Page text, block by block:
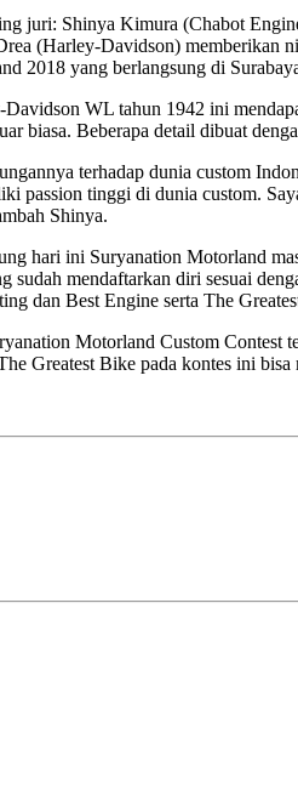
juri: Shinya Kimura (Chabot
(Harley-Davidson)
2018 yang berlangsung di
WL tahun 1942 ini
biasa. Beberapa detail dibuat
terhadap dunia custom
passion tinggi di dunia custom.
Shinya.
hari ini Suryanation Motorland
sudah mendaftarkan diri sesuai
dan Best Engine serta The
Motorland Custom Contest
Greatest Bike pada kontes ini